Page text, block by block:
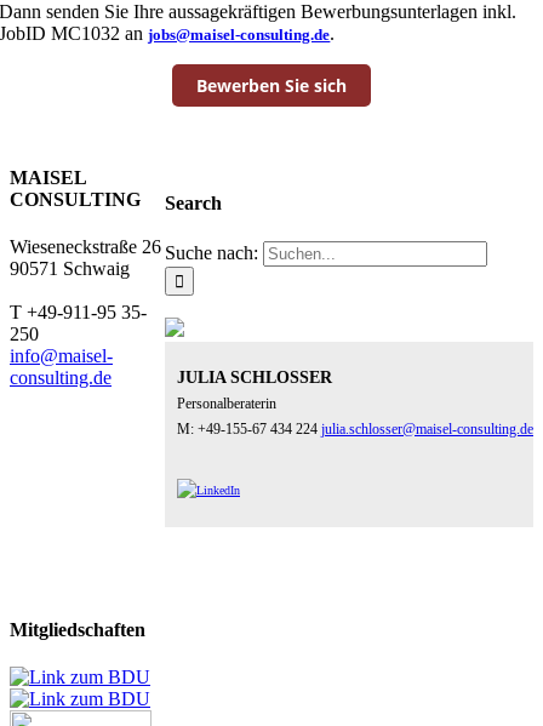
Dann senden Sie Ihre aussagekräftigen Bewerbungsunterlagen inkl.
JobID MC1032 anjobs@maisel-consulting.de.
Bewerben Sie sich
Search
Suche nach:
JULIA SCHLOSSER
Personalberaterin
M: +49-155-67 434 224 julia.schlosser@maisel-consulting.de
MAISEL
CONSULTING
Wieseneckstraße 26
90571 Schwaig
T +49-911-95 35-
250
info@maisel-
consulting.de
Mitgliedschaften